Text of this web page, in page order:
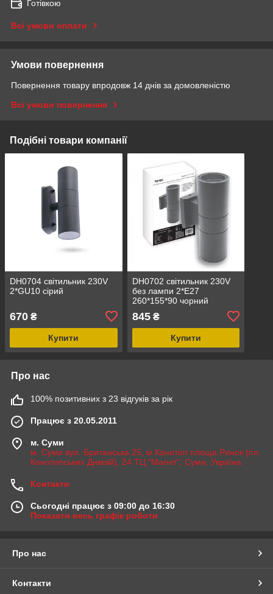
Готівкою
Всі умови оплати
Умови повернення
Повернення товару впродовж 14 днів за домовленістю
Всі умови повернення
Подібні товари компанії
DH0704 світильник 230V
2*GU10 сірий
670 ₴
Купити
DH0702 світильник 230V
без лампи 2*Е27
260*155*90 чорний
845₴
Купити
Про нас
100% позитивних з 23 відгуків за рік
Працює з 20.05.2011
м. Суми
м. Суми вул. Британська 25, м Конотоп площа Ринок (пл.
Конотопських Дивізій), 24 ТЦ "Магніт", Суми, Україна
Контакти
Сьогодні працює з 09:00 до 16:30
Показати весь графік роботи
Про нас
Контакти